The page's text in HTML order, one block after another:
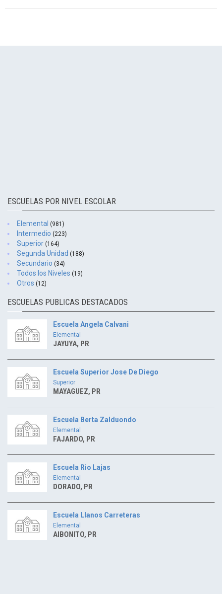
ESCUELAS POR NIVEL ESCOLAR
Elemental (981)
Intermedio (223)
Superior (164)
Segunda Unidad (188)
Secundario (34)
Todos los Niveles (19)
Otros (12)
ESCUELAS PUBLICAS DESTACADOS
Escuela Angela Calvani
Elemental
JAYUYA, PR
Escuela Superior Jose De Diego
Superior
MAYAGUEZ, PR
Escuela Berta Zalduondo
Elemental
FAJARDO, PR
Escuela Rio Lajas
Elemental
DORADO, PR
Escuela Llanos Carreteras
Elemental
AIBONITO, PR